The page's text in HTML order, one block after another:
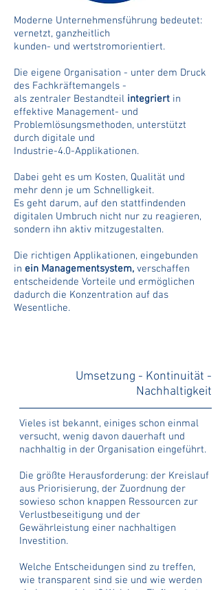
Moderne Unternehmensführung bedeutet:
vernetzt, ganzheitlich
kunden- und wertstromorientiert.
Die eigene Organisation - unter dem Druck
des Fachkräftemangels -
als zentraler Bestandteil integriert in
effektive Management- und
Problemlösungsmethoden, unterstützt
durch digitale und
Industrie-4.0-Applikationen.
Dabei geht es um Kosten, Qualität und
mehr denn je um Schnelligkeit.
Es geht darum, auf den stattfindenden
digitalen Umbruch nicht nur zu reagieren,
sondern ihn aktiv mitzugestalten.
Die richtigen Applikationen, eingebunden
in ein Managementsystem, verschaffen
entscheidende Vorteile und ermöglichen
dadurch die Konzentration auf das
Wesentliche.
Umsetzung - Kontinuität -
Nachhaltigkeit
Vieles ist bekannt, einiges schon einmal
versucht, wenig davon dauerhaft und
nachhaltig in der Organisation eingeführt.
Die größte Herausforderung: der Kreislauf
aus Priorisierung, der Zuordnung der
sowieso schon knappen Ressourcen zur
Verlustbeseitigung und der
Gewährleistung einer nachhaltigen
Investition.
Welche Entscheidungen sind zu treffen,
wie transparent sind sie und wie werden